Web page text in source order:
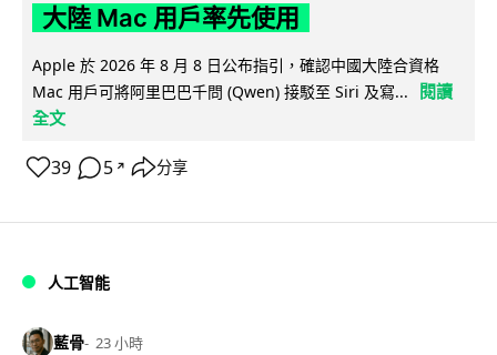
大陸 Mac 用戶率先使用
Apple 於 2026 年 8 月 8 日公布指引，確認中國大陸合資格
Mac 用戶可將阿里巴巴千問 (Qwen) 接駁至 Siri 及寫...
閱讀
全文
39 5 ↗ 分享
人工智能
藍骨 23 小時